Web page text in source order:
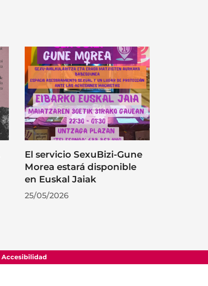
El servicio SexuBizi-Gune
Morea estará disponible
en Euskal Jaiak
25/05/2026
Accesibilidad